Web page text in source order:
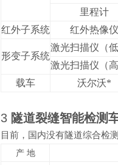
里程计
红外子系统
红外热像仪
形变子系统
激光扫描仪（低
激光扫描仪（高
载车
沃尔沃*
3 隧道裂缝智能检测
目前，国内没有隧道综合检
产 地